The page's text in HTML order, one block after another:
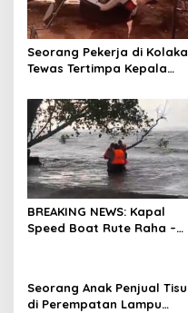
Seorang Pekerja di Kolaka
Tewas Tertimpa Kepala
BREAKING NEWS: Kapal
Speed Boat Rute Raha –
Seorang Anak Penjual Tisu
di Perempatan Lampu